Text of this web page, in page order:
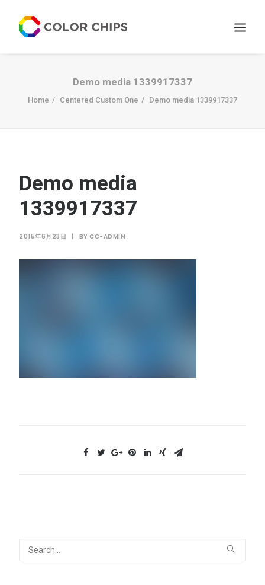
サービス
ニュース
Demo media 1339917337
Home Centered Custom One Demo media 1339917337
Demo media
1339917337
2015年6月23日 | BY CC-ADMIN